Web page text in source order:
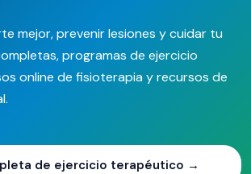
mejor, prevenir lesiones y cuidar tu
programas de ejercicio
online de fisioterapia y recursos de
de ejercicio terapéutico →